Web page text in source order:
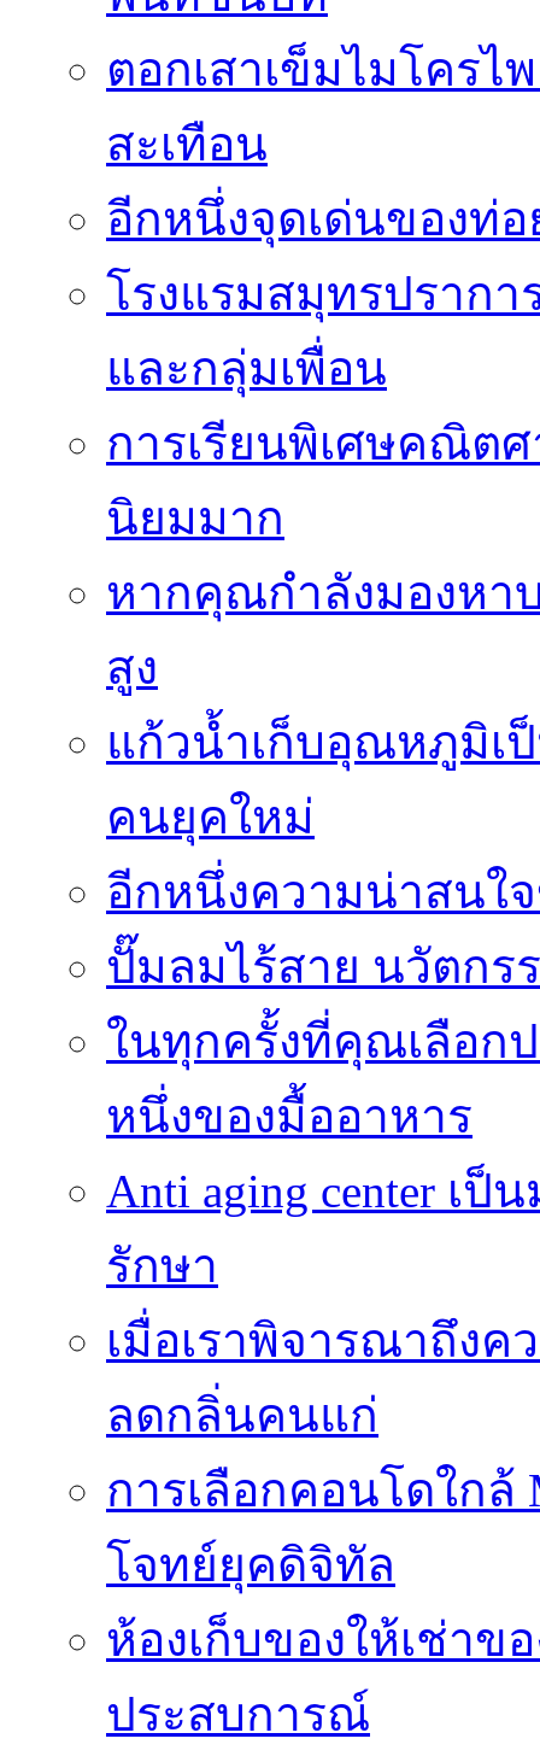
ตอกเสาเข็มไมโคร
สะเทือน
อีกหนึ่งจุดเด่นของท่
โรงแรมสมุทรปราก
และกลุ่มเพื่อน
การเรียนพิเศษคณิต
นิยมมาก
หากคุณกำลังมองหา
สูง
แก้วน้ำเก็บอุณหภูมิเ
คนยุคใหม่
อีกหนึ่งความน่าสนใ
ปั๊มลมไร้สาย นวัตก
ในทุกครั้งที่คุณเลือก
หนึ่งของมื้ออาหาร
Anti aging center เ
รักษา
เมื่อเราพิจารณาถึง
ลดกลิ่นคนแก่
การเลือกคอนโดใก
โจทย์ยุคดิจิทัล
ห้องเก็บของให้เช่าข
ประสบการณ์